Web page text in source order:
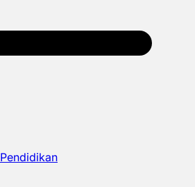
Pendidikan